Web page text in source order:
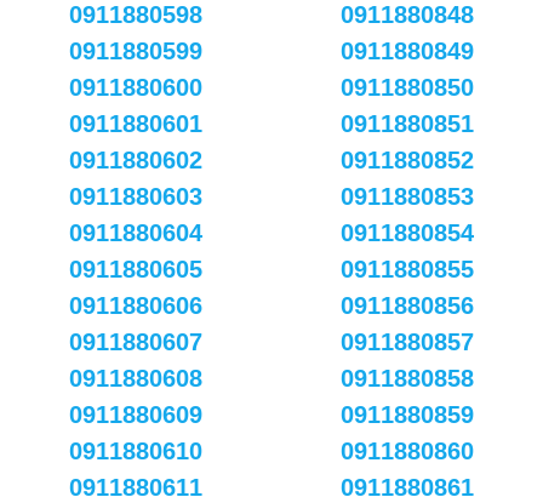
0911880598
0911880599
0911880600
0911880601
0911880602
0911880603
0911880604
0911880605
0911880606
0911880607
0911880608
0911880609
0911880610
0911880611
0911880848
0911880849
0911880850
0911880851
0911880852
0911880853
0911880854
0911880855
0911880856
0911880857
0911880858
0911880859
0911880860
0911880861